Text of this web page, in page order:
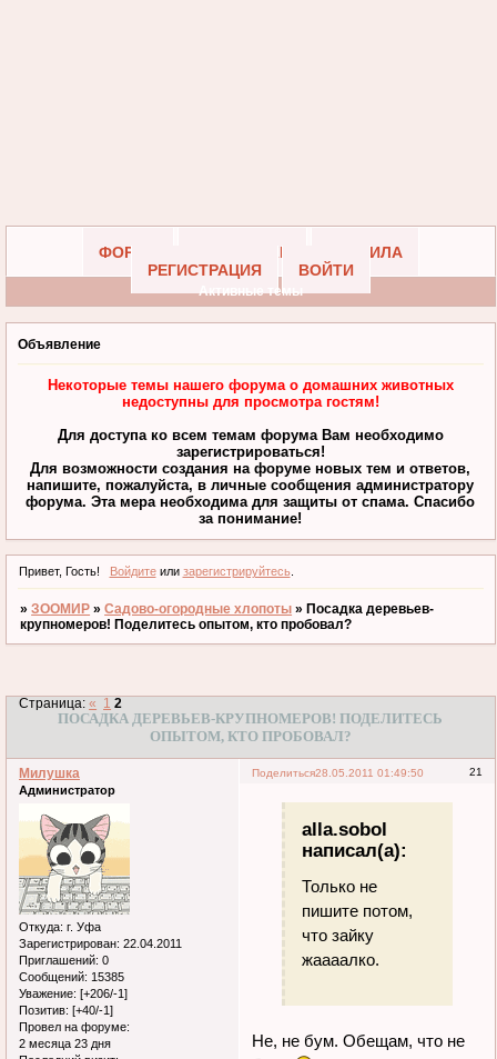
ФОРУМ УЧАСТНИКИ
ПРАВИЛА
РЕГИСТРАЦИЯ
ВОЙТИ
Активные темы
Объявление
Некоторые темы нашего форума о домашних животных
недоступны для просмотра гостям!
Для доступа ко всем темам форума Вам необходимо
зарегистрироваться!
Для возможности создания на форуме новых тем и ответов,
напишите, пожалуйста, в личные сообщения администратору
форума. Эта мера необходима для защиты от спама. Спасибо
за понимание!
Привет, Гость! Войдитеили зарегистрируйтесь.
»ЗООМИР »Садово-огородные хлопоты » Посадка деревьев-
крупномеров! Поделитесь опытом, кто пробовал?
ПОСАДКА ДЕРЕВЬЕВ-КРУПНОМЕРОВ! ПОДЕЛИТЕСЬ
ОПЫТОМ, КТО ПРОБОВАЛ?
Страница:« 1 2
Поделиться 21
28.05.2011 01:49:50
Милушка
Администратор
Откуда: г. Уфа
Зарегистрирован: 22.04.2011
Приглашений: 0
Сообщений: 15385
Уважение: [+206/-1]
Позитив: [+40/-1]
Провел на форуме:
2 месяца 23 дня
alla.sobol
написал(а):
Только не
пишите потом,
что зайку
жаааалко.
Не, не бум. Обещам, что не